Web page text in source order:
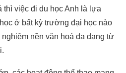
thì việc đi du học Anh là lựa
ở bất kỳ trường đại học nào
nền văn hoá đa dạng từ